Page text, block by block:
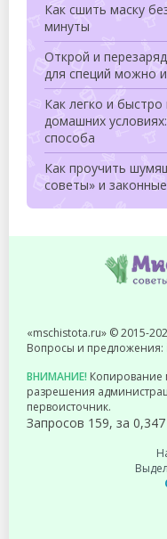
Как сшить маску
минуты
Открой и
для специй можно
Как легко и
домашних
способа
Как проучить
советы» и
«mschistota.ru» © 2015-
Вопросы и предложения:
ВНИМАНИЕ! Копирование
разрешения
первоисточник.
Запросов 159, за